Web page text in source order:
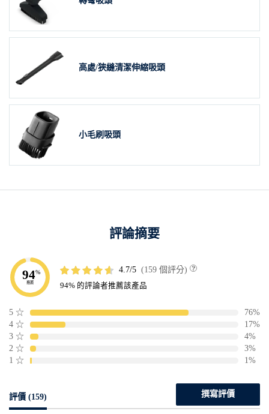
高處/狹縫清潔伸縮吸頭
小毛刷吸頭
評論摘要
94%
推薦
4.7 159 個評分
94% 的評論者推薦該產品
5 ☆
76%
4 ☆
17%
3 ☆
4%
2 ☆
3%
1 ☆ 1%
評價 (159) 撰寫評價